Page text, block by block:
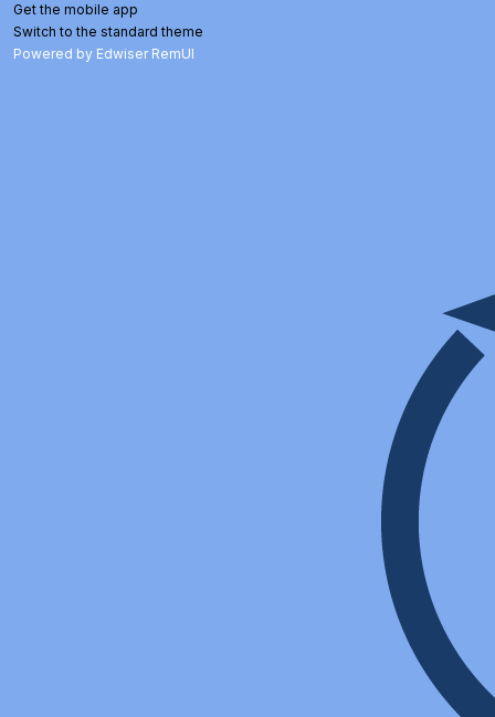
Get the mobile app
Switch to the standard theme
Powered by Edwiser RemUI